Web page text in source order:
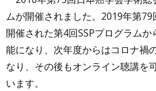
ムが開催されました。2019年第
開催された第4回SSPプログラム
能になり、次年度からはコロナ禍
なり、その後もオンライン聴講を
います。